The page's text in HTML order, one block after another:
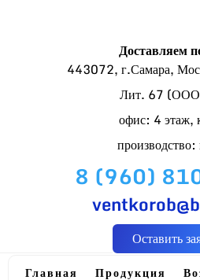
Доставляем
443072, г.Самара,
Лит. 67
офис: 4 этаж,
8 (960)
Оставить
Главная Продукция